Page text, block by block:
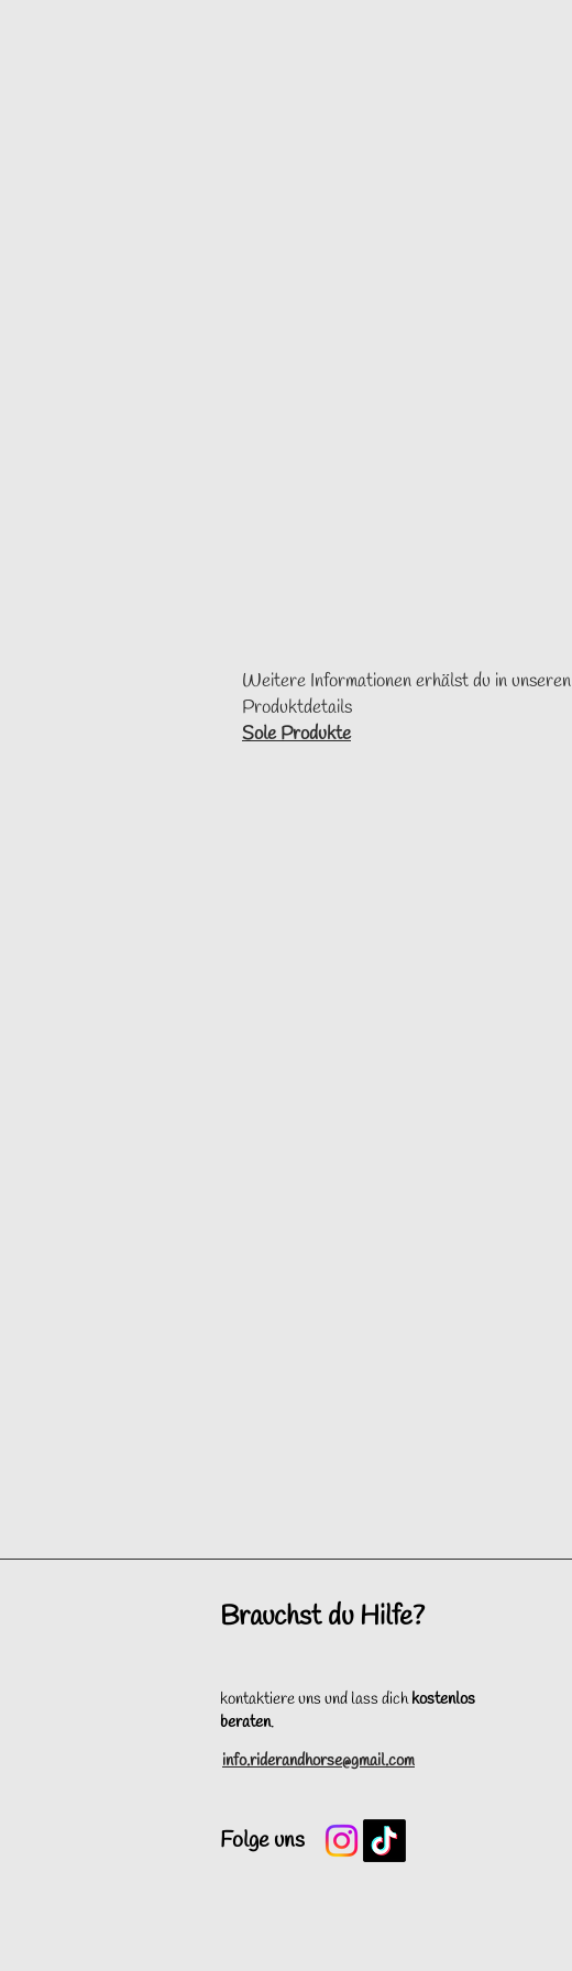
Weitere Informationen erhälst du in unseren
Produktdetails
Sole Produkte
Brauchst du Hilfe?
kontaktiere uns und lass dichkostenlos
beraten.
info.riderandhorse@gmail.com
Folge uns